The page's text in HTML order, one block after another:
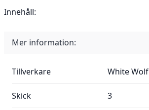
Innehåll:
Mer information:
Tillverkare White Wolf
Skick 3